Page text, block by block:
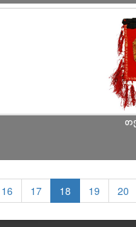
16 17 18 19 20